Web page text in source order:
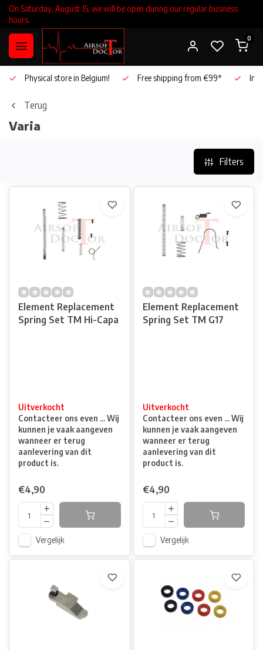
On Saturday, August 15, we will be open during our regular business
hours.
0
Physical store in Belgium! Free shipping from €99*
Terug
Varia
Filters
Element Replacement
Spring Set TM Hi-Capa
Uitverkocht
Contacteer ons even ... Wij
kunnen je vaak aangeven
wanneer er terug
aanlevering van dit
product is.
€4,90
Vergelijk
Element Replacement
Spring Set TM G17
Uitverkocht
Contacteer ons even ... Wij
kunnen je vaak aangeven
wanneer er terug
aanlevering van dit
product is.
€4,90
Vergelijk